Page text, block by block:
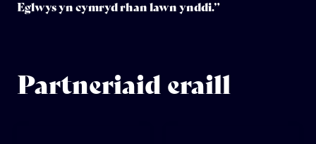
Eglwys yn cymryd rhan lawn ynddi.”
Partneriaid eraill